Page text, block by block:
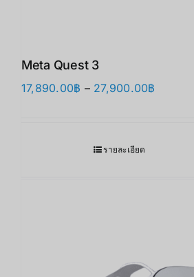
Meta Quest 3
17,890.00฿ – 27,900.00฿
รายละเอียด